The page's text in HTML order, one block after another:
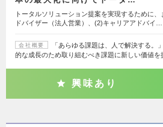
トータルソリューション提案を実現するために
ドバイザー（法人営業）、(2)キャリアアドバイ…
会社概要
「あらゆる課題は、人で解決する。
的な成長のため取り組むべき課題に新しい価値を
興味あり